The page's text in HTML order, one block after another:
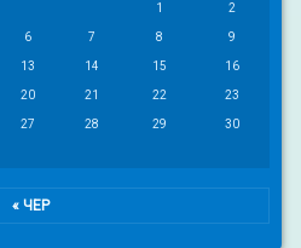
1 2
6 7 8 9
13 14 15 16
20 21 22 23
27 28 29 30
« ЧЕР